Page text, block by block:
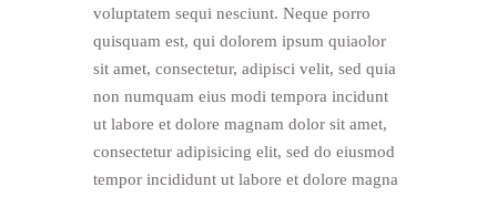
voluptatem sequi nesciunt. Neque porro
quisquam est, qui dolorem ipsum quiaolor
sit amet, consectetur, adipisci velit, sed quia
non numquam eius modi tempora incidunt
ut labore et dolore magnam dolor sit amet,
consectetur adipisicing elit, sed do eiusmod
tempor incididunt ut labore et dolore magna